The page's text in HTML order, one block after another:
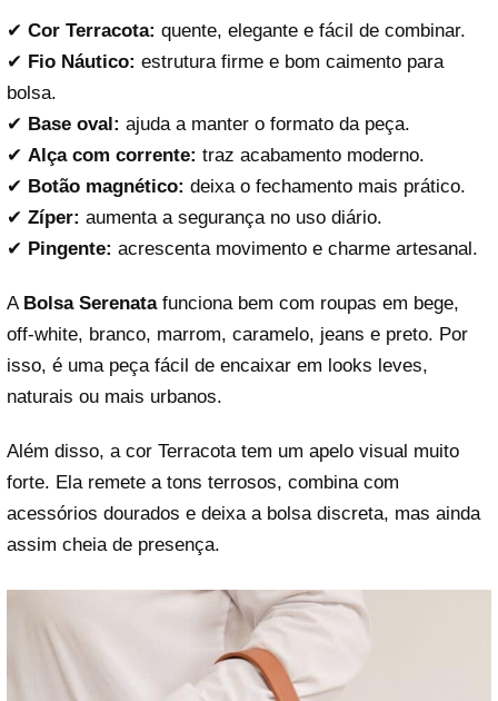
✔ Cor Terracota: quente, elegante e fácil de combinar.
✔ Fio Náutico: estrutura firme e bom caimento para
bolsa.
✔ Base oval: ajuda a manter o formato da peça.
✔ Alça com corrente: traz acabamento moderno.
✔ Botão magnético: deixa o fechamento mais prático.
✔ Zíper: aumenta a segurança no uso diário.
✔ Pingente: acrescenta movimento e charme artesanal.
A Bolsa Serenatafunciona bem com roupas em bege,
off-white, branco, marrom, caramelo, jeans e preto. Por
isso, é uma peça fácil de encaixar em looks leves,
naturais ou mais urbanos.
Além disso, a cor Terracota tem um apelo visual muito
forte. Ela remete a tons terrosos, combina com
acessórios dourados e deixa a bolsa discreta, mas ainda
assim cheia de presença.